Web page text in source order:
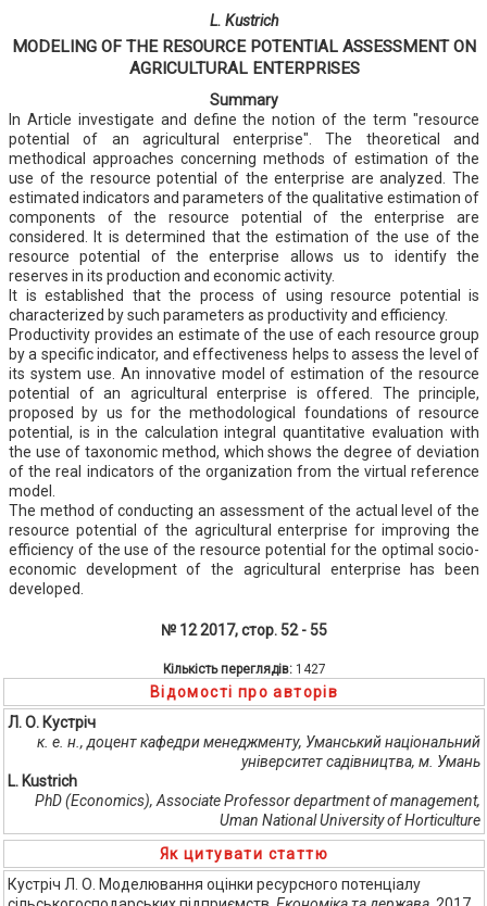
L. Kustrich
MODELING OF THE RESOURCE POTENTIAL ASSESSMENT ON
AGRICULTURAL ENTERPRISES
Summary
In Article investigate and define the notion of the term "resource
potential of an agricultural enterprise". The theoretical and
methodical approaches concerning methods of estimation of the
use of the resource potential of the enterprise are analyzed. The
estimated indicators and parameters of the qualitative estimation of
components of the resource potential of the enterprise are
considered. It is determined that the estimation of the use of the
resource potential of the enterprise allows us to identify the
reserves in its production and economic activity.
It is established that the process of using resource potential is
characterized by such parameters as productivity and efficiency.
Productivity provides an estimate of the use of each resource group
by a specific indicator, and effectiveness helps to assess the level of
its system use. An innovative model of estimation of the resource
potential of an agricultural enterprise is offered. The principle,
proposed by us for the methodological foundations of resource
potential, is in the calculation integral quantitative evaluation with
the use of taxonomic method, which shows the degree of deviation
of the real indicators of the organization from the virtual reference
model.
The method of conducting an assessment of the actual level of the
resource potential of the agricultural enterprise for improving the
efficiency of the use of the resource potential for the optimal socio-
economic development of the agricultural enterprise has been
developed.
№ 12 2017, стор. 52 - 55
Кількість переглядів: 1427
Відомості про авторів
Л. О. Кустріч
к. е. н., доцент кафедри менеджменту, Уманський національний
університет садівництва, м. Умань
L. Kustrich
PhD (Economics), Associate Professor department of management,
Uman National University of Horticulture
Як цитувати статтю
Кустріч Л. О. Моделювання оцінки ресурсного потенціалу